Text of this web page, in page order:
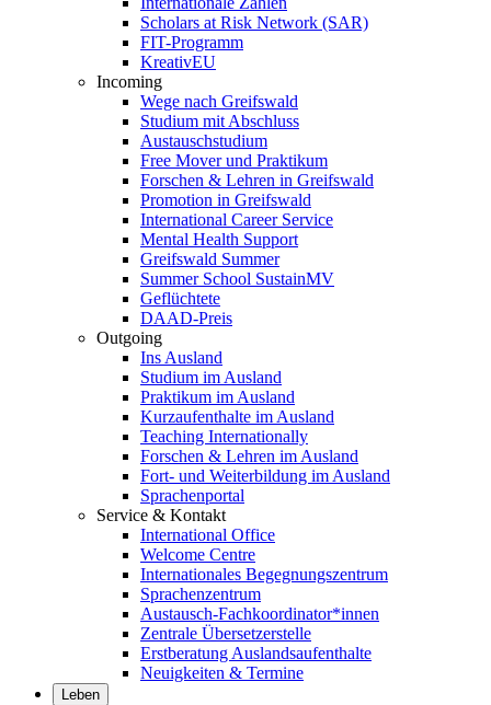
Scholars at Risk Network (SAR)
FIT-Programm
KreativEU
Incoming
Wege nach Greifswald
Studium mit Abschluss
Austauschstudium
Free Mover und Praktikum
Forschen & Lehren in Greifswald
Promotion in Greifswald
International Career Service
Mental Health Support
Greifswald Summer
Summer School SustainMV
Geflüchtete
DAAD-Preis
Outgoing
Ins Ausland
Studium im Ausland
Praktikum im Ausland
Kurzaufenthalte im Ausland
Teaching Internationally
Forschen & Lehren im Ausland
Fort- und Weiterbildung im Ausland
Sprachenportal
Service & Kontakt
International Office
Welcome Centre
Internationales Begegnungszentrum
Sprachenzentrum
Austausch-Fachkoordinator*innen
Zentrale Übersetzerstelle
Erstberatung Auslandsaufenthalte
Neuigkeiten & Termine
Leben